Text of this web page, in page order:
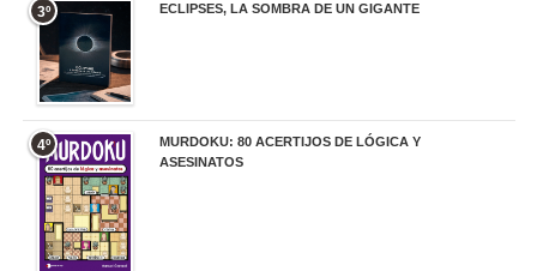
3º ECLIPSES, LA SOMBRA DE UN GIGANTE
4º
MURDOKU: 80 ACERTIJOS DE LÓGICA Y
ASESINATOS